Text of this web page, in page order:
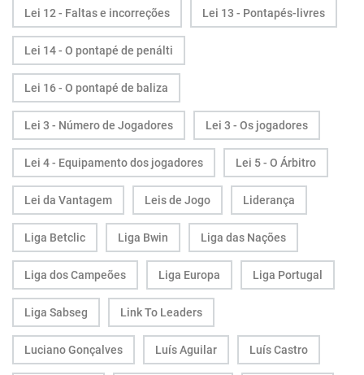
Lei 12 - Faltas e incorreções Lei 13 - Pontapés-livres
Lei 14 - O pontapé de penálti
Lei 16 - O pontapé de baliza
Lei 3 - Número de Jogadores Lei 3 - Os jogadores
Lei 4 - Equipamento dos jogadores Lei 5 - O Árbitro
Lei da Vantagem Leis de Jogo Liderança
Liga Betclic Liga Bwin Liga das Nações
Liga dos Campeões Liga Europa Liga Portugal
Liga Sabseg Link To Leaders
Luciano Gonçalves Luís Aguilar Luís Castro